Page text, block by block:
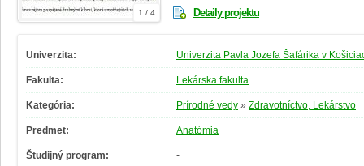
1 / 4 Detaily projektu
Univerzita: Univerzita Pavla Jozefa Šafárika v
Fakulta: Lekárska fakulta
Kategória: Prírodné vedy » Zdravotníctvo, Lekárstvo
Predmet: Anatómia
Študijný program: -